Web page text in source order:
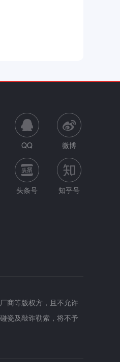
QQ 微博
头条号 知乎号
商等版权方，且不允许
瓷及敲诈勒索，将不予